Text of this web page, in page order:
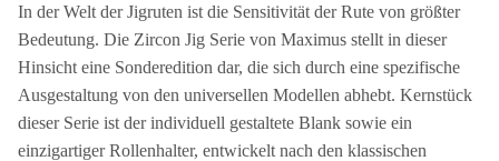
In der Welt der Jigruten ist die Sensitivität der Rute von größter
Bedeutung. Die Zircon Jig Serie von Maximus stellt in dieser
Hinsicht eine Sonderedition dar, die sich durch eine spezifische
Ausgestaltung von den universellen Modellen abhebt. Kernstück
dieser Serie ist der individuell gestaltete Blank sowie ein
einzigartiger Rollenhalter, entwickelt nach den klassischen